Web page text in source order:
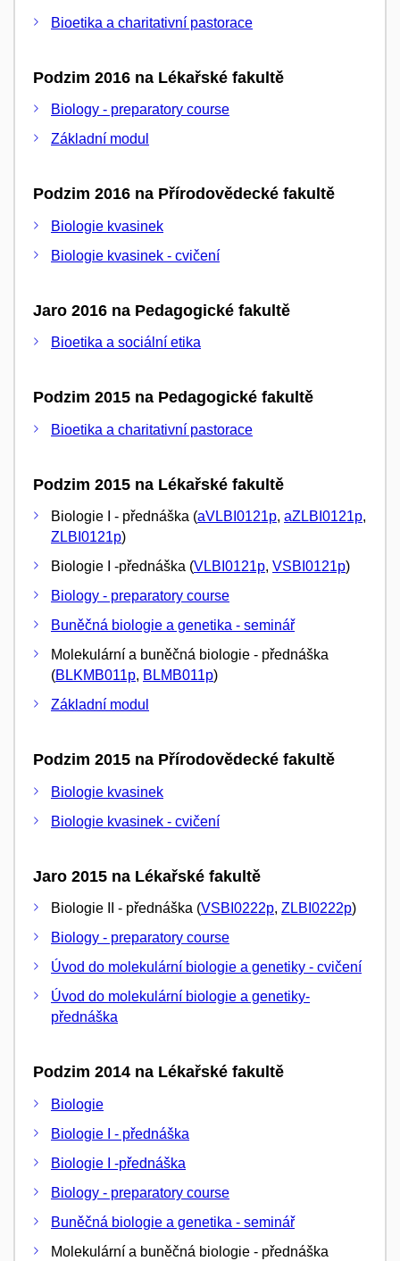
Bioetika a charitativní pastorace
Podzim 2016 na Lékařské fakultě
Biology - preparatory course
Základní modul
Podzim 2016 na Přírodovědecké fakultě
Biologie kvasinek
Biologie kvasinek - cvičení
Jaro 2016 na Pedagogické fakultě
Bioetika a sociální etika
Podzim 2015 na Pedagogické fakultě
Bioetika a charitativní pastorace
Podzim 2015 na Lékařské fakultě
Biologie I - přednáška (aVLBI0121p, aZLBI0121p,
ZLBI0121p)
Biologie I -přednáška (VLBI0121p, VSBI0121p)
Biology - preparatory course
Buněčná biologie a genetika - seminář
Molekulární a buněčná biologie - přednáška
(BLKMB011p, BLMB011p)
Základní modul
Podzim 2015 na Přírodovědecké fakultě
Biologie kvasinek
Biologie kvasinek - cvičení
Jaro 2015 na Lékařské fakultě
Biologie II - přednáška (VSBI0222p, ZLBI0222p)
Biology - preparatory course
Úvod do molekulární biologie a genetiky - cvičení
Úvod do molekulární biologie a genetiky-
přednáška
Podzim 2014 na Lékařské fakultě
Biologie
Biologie I - přednáška
Biologie I -přednáška
Biology - preparatory course
Buněčná biologie a genetika - seminář
Molekulární a buněčná biologie - přednáška